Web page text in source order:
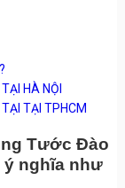
HÀ NỘI
TẠI TPHCM
Tước Đào
ý nghĩa như